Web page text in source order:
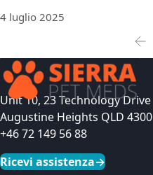
4 luglio 2025
Unit 10, 23 Technology Drive
Augustine Heights QLD 4300
+46 72 149 56 88
Ricevi assistenza→